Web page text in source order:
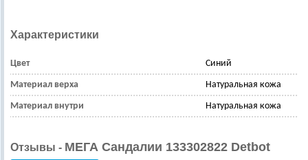
Характеристики
Цвет Синий
Материал верха Натуральная кожа
Материал внутри Натуральная кожа
Отзывы - МЕГА Сандалии 133302822 Detbot